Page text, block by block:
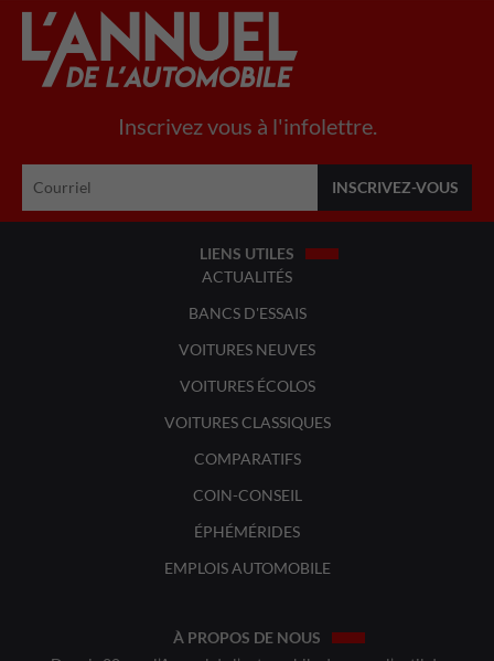
Inscrivez vous à l'infolettre.
LIENS UTILES
ACTUALITÉS
BANCS D'ESSAIS
VOITURES NEUVES
VOITURES ÉCOLOS
VOITURES CLASSIQUES
COMPARATIFS
COIN-CONSEIL
ÉPHÉMÉRIDES
EMPLOIS AUTOMOBILE
À PROPOS DE NOUS